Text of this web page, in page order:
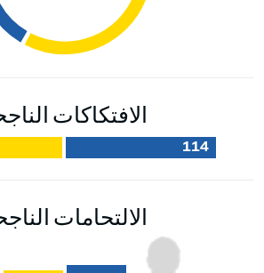
الافتكاكات
114
الالتحامات